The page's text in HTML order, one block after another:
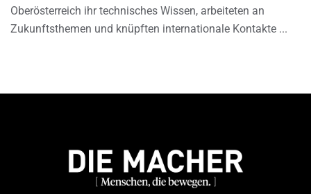
Oberösterreich ihr technisches Wissen, arbeiteten an
Zukunftsthemen und knüpften internationale Kontakte